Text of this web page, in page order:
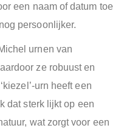
een naam of datum toe
persoonlijker.
urnen van
ze robuust en
urn heeft een
dat sterk lijkt op een
wat zorgt voor een